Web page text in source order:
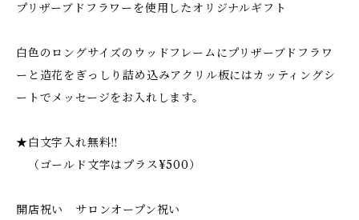
プリザーブドフラワーを使用したオリジナルギフト
白色のロングサイズのウッドフレームにプリザーブドフラワ
ーと造花をぎっしり詰め込みアクリル板にはカッティングシ
ートでメッセージをお入れします。
★白文字入れ無料‼︎
（ゴールド文字はプラス¥500）
開店祝い サロンオープン祝い